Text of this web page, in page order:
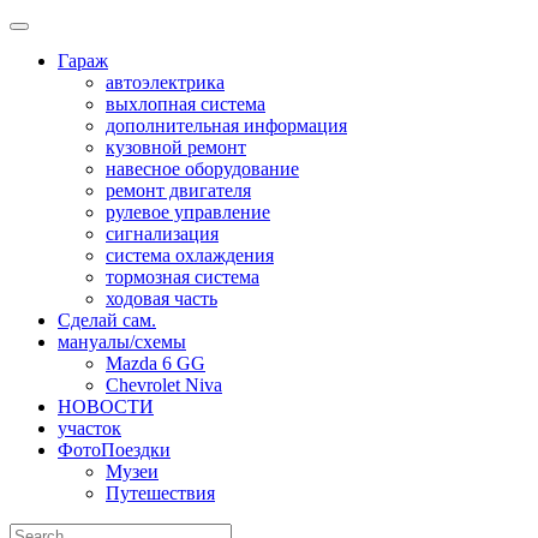
Skip
contentГараж
автоэлектрика
выхлопная система
дополнительная информация
кузовной ремонт
навесное оборудование
ремонт двигателя
рулевое управление
сигнализация
система охлаждения
тормозная система
ходовая часть
Сделай сам.
мануалы/схемы
Mazda 6 GG
Chevrolet Niva
НОВОСТИ
участок
ФотоПоездки
Музеи
Путешествия
Search